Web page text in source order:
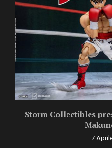
Storm Collectibles
7